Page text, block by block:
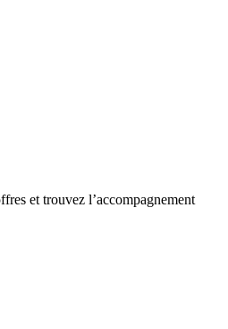
et trouvez l’accompagnement